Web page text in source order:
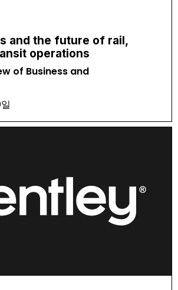
and the future of rail,
operations
of Business and